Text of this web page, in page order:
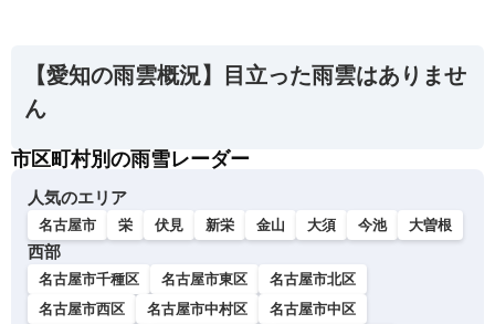
【愛知の雨雲概況】目立った雨雲はありませ
ん
市区町村別の雨雪レーダー
人気のエリア
名古屋市 栄 伏見 新栄 金山 大須 今池 大曽根
西部
名古屋市千種区 名古屋市東区
名古屋市北区
名古屋市西区
名古屋市中村区
名古屋市中区